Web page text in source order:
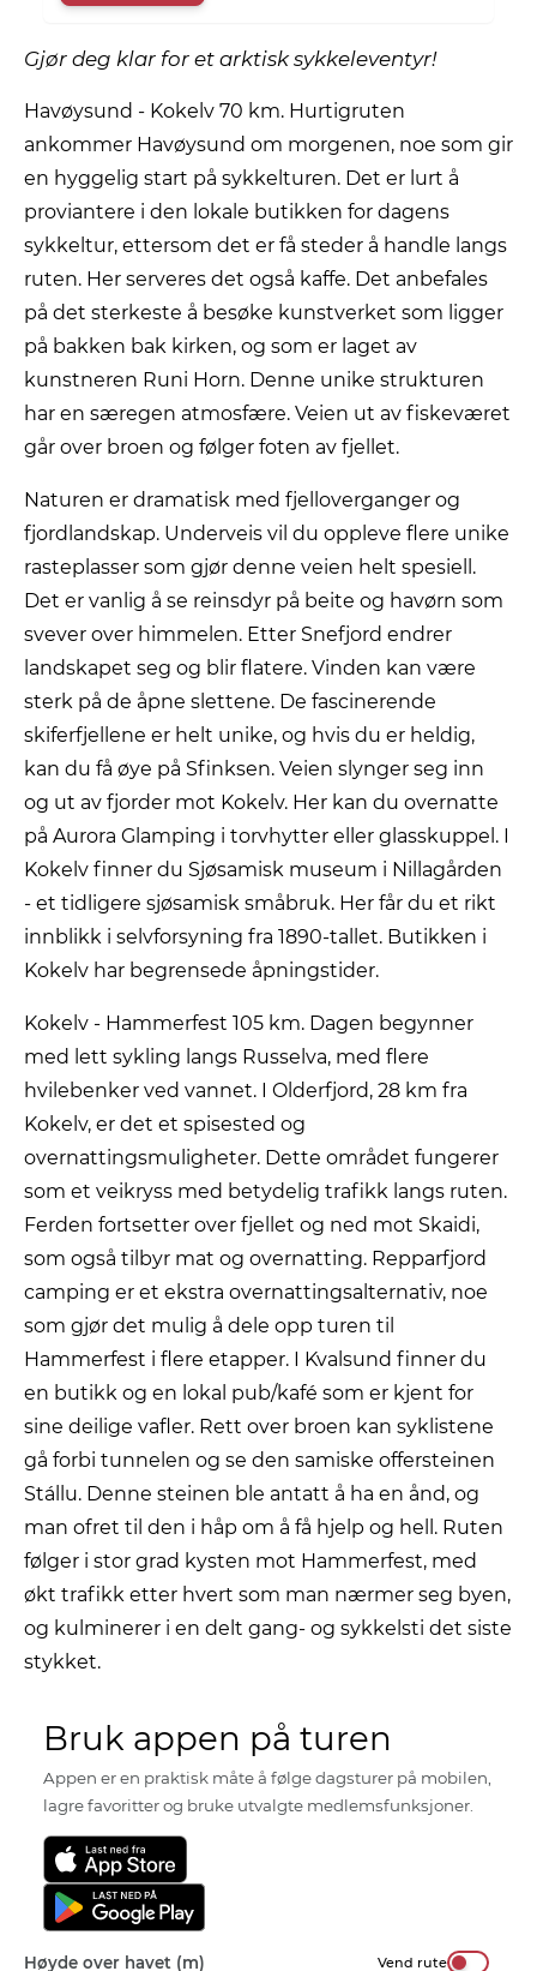
Gjør deg klar for et arktisk sykkeleventyr!
Havøysund - Kokelv 70 km. Hurtigruten
ankommer Havøysund om morgenen, noe som gir
en hyggelig start på sykkelturen. Det er lurt å
proviantere i den lokale butikken for dagens
sykkeltur, ettersom det er få steder å handle langs
ruten. Her serveres det også kaffe. Det anbefales
på det sterkeste å besøke kunstverket som ligger
på bakken bak kirken, og som er laget av
kunstneren Runi Horn. Denne unike strukturen
har en særegen atmosfære. Veien ut av fiskeværet
går over broen og følger foten av fjellet.
Naturen er dramatisk med fjelloverganger og
fjordlandskap. Underveis vil du oppleve flere unike
rasteplasser som gjør denne veien helt spesiell.
Det er vanlig å se reinsdyr på beite og havørn som
svever over himmelen. Etter Snefjord endrer
landskapet seg og blir flatere. Vinden kan være
sterk på de åpne slettene. De fascinerende
skiferfjellene er helt unike, og hvis du er heldig,
kan du få øye på Sfinksen. Veien slynger seg inn
og ut av fjorder mot Kokelv. Her kan du overnatte
på Aurora Glamping i torvhytter eller glasskuppel. I
Kokelv finner du Sjøsamisk museum i Nillagården
- et tidligere sjøsamisk småbruk. Her får du et rikt
innblikk i selvforsyning fra 1890-tallet. Butikken i
Kokelv har begrensede åpningstider.
Kokelv - Hammerfest 105 km. Dagen begynner
med lett sykling langs Russelva, med flere
hvilebenker ved vannet. I Olderfjord, 28 km fra
Kokelv, er det et spisested og
overnattingsmuligheter. Dette området fungerer
som et veikryss med betydelig trafikk langs ruten.
Ferden fortsetter over fjellet og ned mot Skaidi,
som også tilbyr mat og overnatting. Repparfjord
camping er et ekstra overnattingsalternativ, noe
som gjør det mulig å dele opp turen til
Hammerfest i flere etapper. I Kvalsund finner du
en butikk og en lokal pub/kafé som er kjent for
sine deilige vafler. Rett over broen kan syklistene
gå forbi tunnelen og se den samiske offersteinen
Stállu. Denne steinen ble antatt å ha en ånd, og
man ofret til den i håp om å få hjelp og hell. Ruten
følger i stor grad kysten mot Hammerfest, med
økt trafikk etter hvert som man nærmer seg byen,
og kulminerer i en delt gang- og sykkelsti det siste
stykket.
Bruk appen på turen
Appen er en praktisk måte å følge dagsturer på mobilen,
lagre favoritter og bruke utvalgte medlemsfunksjoner.
Høyde over havet (m) Vend rute